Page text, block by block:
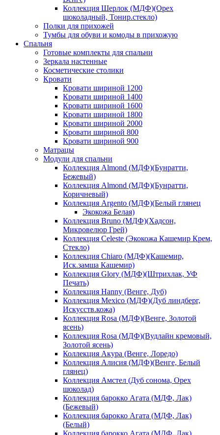
Коллекция Шерлок (МДФ)(Орех
шоколадный, Тонир.стекло)
Полки для прихожей
Тумбы для обуви и комоды в прихожую
Спальня
Готовые комплекты для спальни
Зеркала настенные
Косметические столики
Кровати
Кровати шириной 1200
Кровати шириной 1400
Кровати шириной 1600
Кровати шириной 1800
Кровати шириной 2000
Кровати шириной 800
Кровати шириной 900
Матрацы
Модули для спальни
Коллекция Almond (МДФ)(Бунратти,
Бежевый)
Коллекция Almond (МДФ)(Бунратти,
Коричневый)
Коллекция Argento (МДФ)(Белый глянец
Экокожа Белая)
Коллекция Bruno (МДФ)(Хадсон,
Микровелюр Грей)
Коллекция Celeste (Экокожа Кашемир Крем,
Стекло)
Коллекция Chiaro (МДФ)(Кашемир,
Иск.замша Кашемир)
Коллекция Glory (МДФ)(Штрихлак, УФ
Печать)
Коллекция Hanny (Венге, Дуб)
Коллекция Mexico (МДФ)(Дуб линдберг,
Искусств.кожа)
Коллекция Rosa (МДФ)(Венге, Золотой
ясень)
Коллекция Rosa (МДФ)(Вудлайн кремовый,
Золотой ясень)
Коллекция Акура (Венге, Лоредо)
Коллекция Алисия (МДФ)(Венге, Белый
глянец)
Коллекция Амстел (Дуб сонома, Орех
шоколад)
Коллекция барокко Агата (МДФ, Лак)
(Бежевый)
Коллекция барокко Агата (МДФ, Лак)
(Белый)
Коллекция барокко Агата (МДФ, Лак)